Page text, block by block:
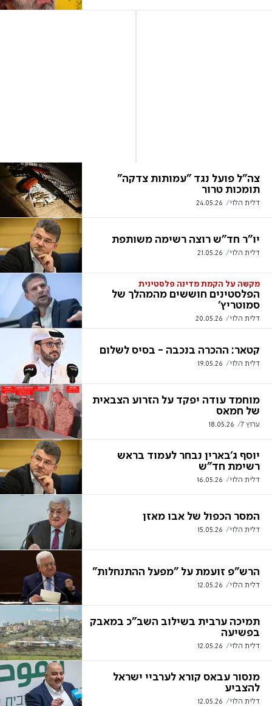
צה"ל פועל נגד "עמותות צדקה"
תומכות טרור
דלית הלוי 24.05.26
יו"ר חד"ש רוצה רשימה משותפת
דלית הלוי 21.05.26
מקשה על הקמת מדינה פלסטינית
הפלסטינים חוששים מהמהלך של
סמוטריץ'
דלית הלוי 20.05.26
קטאר: ההכרה בנכבה - בסיס לשלום
דלית הלוי 19.05.26
מוחמד עודה יפקד על הזרוע הצבאית
של חמאס
ערוץ 7 18.05.26
יוסף ג'בארין נבחר לעמוד בראש
רשימת חד"ש
דלית הלוי 16.05.26
המסר הכפול של אבו מאזן
דלית הלוי 15.05.26
הרש"פ זועמת על "מפעל ההתנחלות"
דלית הלוי 12.05.26
תמיכה ערבית בשילוב השב"כ במאבק
בפשיעה
דלית הלוי 12.05.26
מנסור עבאס קורא לערביי ישראל
להצביע
דלית הלוי 12.05.26